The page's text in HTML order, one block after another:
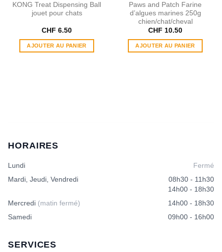
KONG Treat Dispensing Ball
jouet pour chats
CHF 6.50
AJOUTER AU PANIER
Paws and Patch Farine
d’algues marines 250g
chien/chat/cheval
CHF 10.50
AJOUTER AU PANIER
HORAIRES
Lundi
Fermé
Mardi, Jeudi, Vendredi
08h30 - 11h30
14h00 - 18h30
Mercredi (matin fermé)
14h00 - 18h30
Samedi
09h00 - 16h00
SERVICES